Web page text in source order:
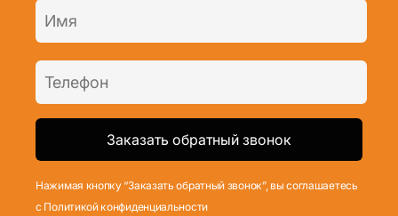
Нажимая кнопку “Заказать обратный звонок”, вы соглашаетесь
с Политикой конфиденциальности